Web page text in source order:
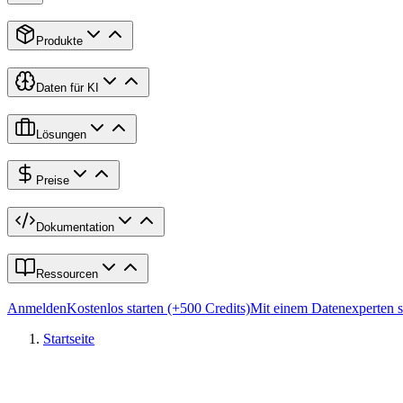
Produkte
Daten für KI
Lösungen
Preise
Dokumentation
Ressourcen
AnmeldenKostenlos starten (+500 Credits)Mit einem Datenexperten
Startseite